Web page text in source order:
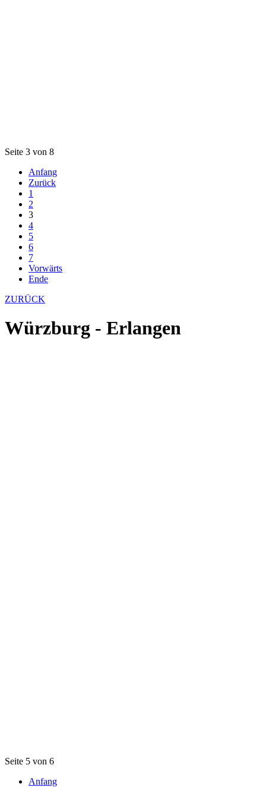
Seite 3 von 8
Anfang
Zurück
1
2
3
4
5
6
7
Vorwärts
Ende
ZURÜCK
Würzburg - Erlangen
Seite 5 von 6
Anfang